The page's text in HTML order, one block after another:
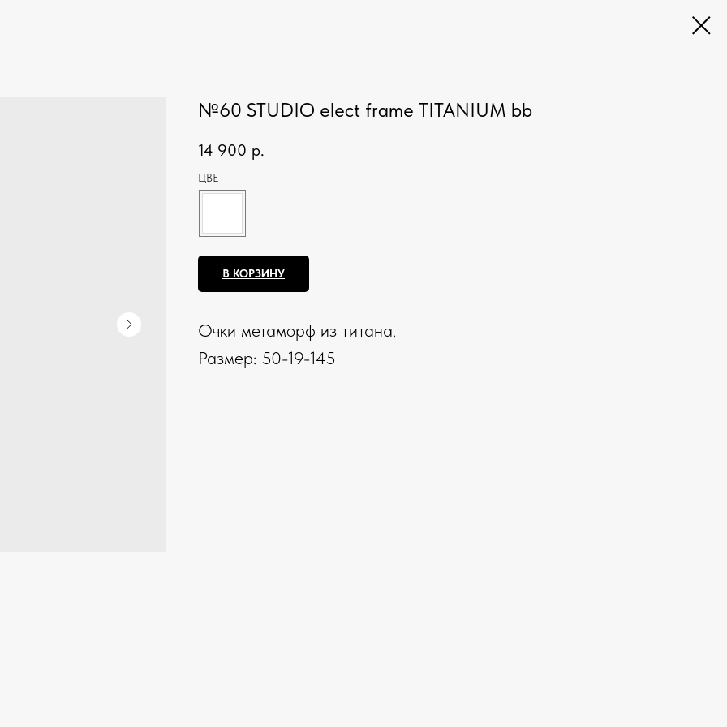
№60 STUDIO elect frame TITANIUM bb
14 900 р.
ЦВЕТ
В КОРЗИНУ
Очки метаморф из титана.
Размер: 50-19-145